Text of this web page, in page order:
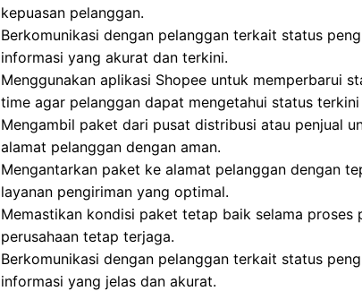
kepuasan pelanggan.
Berkomunikasi dengan pelanggan terkait status
informasi yang akurat dan terkini.
Menggunakan aplikasi Shopee untuk memperbarui
time agar pelanggan dapat mengetahui status
Mengambil paket dari pusat distribusi atau penjual
alamat pelanggan dengan aman.
Mengantarkan paket ke alamat pelanggan dengan
layanan pengiriman yang optimal.
Memastikan kondisi paket tetap baik selama proses
perusahaan tetap terjaga.
Berkomunikasi dengan pelanggan terkait status
informasi yang jelas dan akurat.